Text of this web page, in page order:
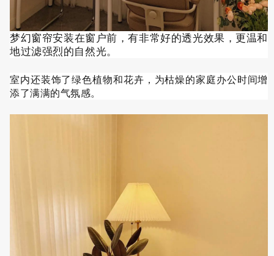
梦幻窗帘安装在窗户前，有非常好的透光效果，更温和
地过滤强烈的自然光。
室内还装饰了绿色植物和花卉，为枯燥的家庭办公时间增
添了满满的气氛感。